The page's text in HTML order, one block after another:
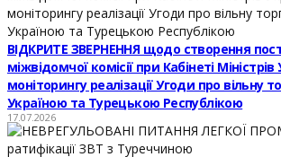
ВІДКРИТЕ ЗВЕРНЕННЯ щодо створення
міжвідомчої комісії при Кабінеті Міністрів
моніторингу реалізації Угоди про вільну
Україною та Турецькою Республікою
17.07.2026